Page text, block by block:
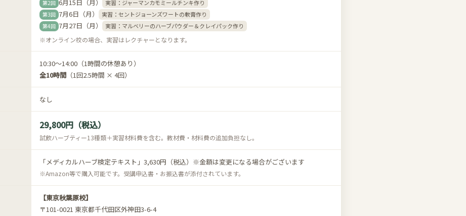
第2回 6月15日（月） 実習：ジャーマンカモミールチンキ作り
第3回 7月6日（月） 実習：セントジョーンズワートの軟膏作り
第4回 7月27日（月） 実習：マルベリーのハーブパウダー＆クレイパック作り
※オンライン校の場合、実習はレクチャーとなります。
10:30〜14:00（1時間の休憩あり）
全10時間 （1回2.5時間 × 4回）
なし
29,800円（税込）
試飲ハーブティー13種類＋実習材料費を含む。教材費・材料費の追加負担なし。
「メディカルハーブ検定テキスト」3,630円（税込）※金額は変更になる場合がございます
※Amazon等で購入可能です。受講申込書・お振込書が添付されています。
【東京秋葉原校】
〒101-0021 東京都千代田区外神田3-6-4